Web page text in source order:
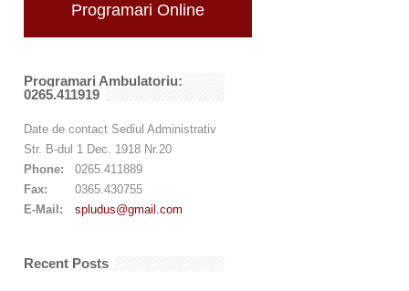
Programari Online
Programari Ambulatoriu:
0265.411919
Date de contact Sediul Administrativ
Str. B-dul 1 Dec. 1918 Nr.20
Phone:
0265.411889
Fax:
0365.430755
E-Mail:
spludus@gmail.com
Recent Posts